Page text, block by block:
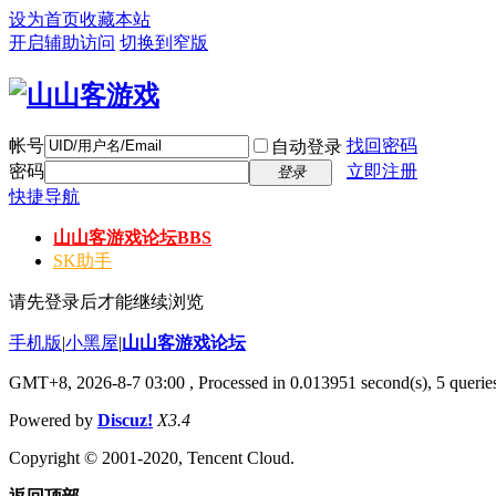
设为首页收藏本站
开启辅助访问 切换到窄版
帐号 自动登录 找回密码
密码
登录
立即注册
快捷导航
山山客游戏论坛BBS
SK助手
请先登录后才能继续浏览
手机版|小黑屋|山山客游戏论坛
GMT+8, 2026-8-7 03:00 , Processed in 0.013951 second(s), 5
Powered by Discuz! X3.4
Copyright © 2001-2020, Tencent Cloud.